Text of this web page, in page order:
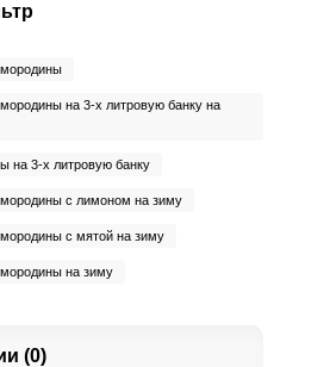
на 3-х литровую банку на
на 3-х литровую банку
с лимоном на зиму
с мятой на зиму
на зиму
(0)